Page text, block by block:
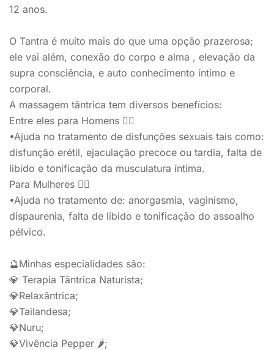
12 anos.
O Tantra é muito mais do que uma opção prazerosa;
ele vai além, conexão do corpo e alma , elevação da
supra consciência, e auto conhecimento íntimo e
corporal.
A massagem tântrica tem diversos benefícios:
Entre eles para Homens 🙋‍♂️
•Ajuda no tratamento de disfunções sexuais tais como:
disfunção erétil, ejaculação precoce ou tardia, falta de
libido e tonificação da musculatura íntima.
Para Mulheres 🙆‍♀️
•Ajuda no tratamento de: anorgasmia, vaginismo,
dispaurenia, falta de libido e tonificação do assoalho
pélvico.
🔮Minhas especialidades são:
💎 Terapia Tântrica Naturista;
💎Relaxântrica;
💎Tailandesa;
💎Nuru;
💎Vivência Pepper 🌶️;